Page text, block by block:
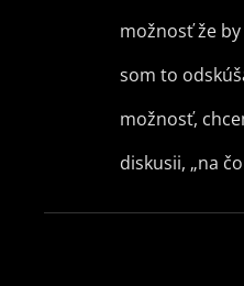
možnosť že
som to
možnosť,
diskusii, „na